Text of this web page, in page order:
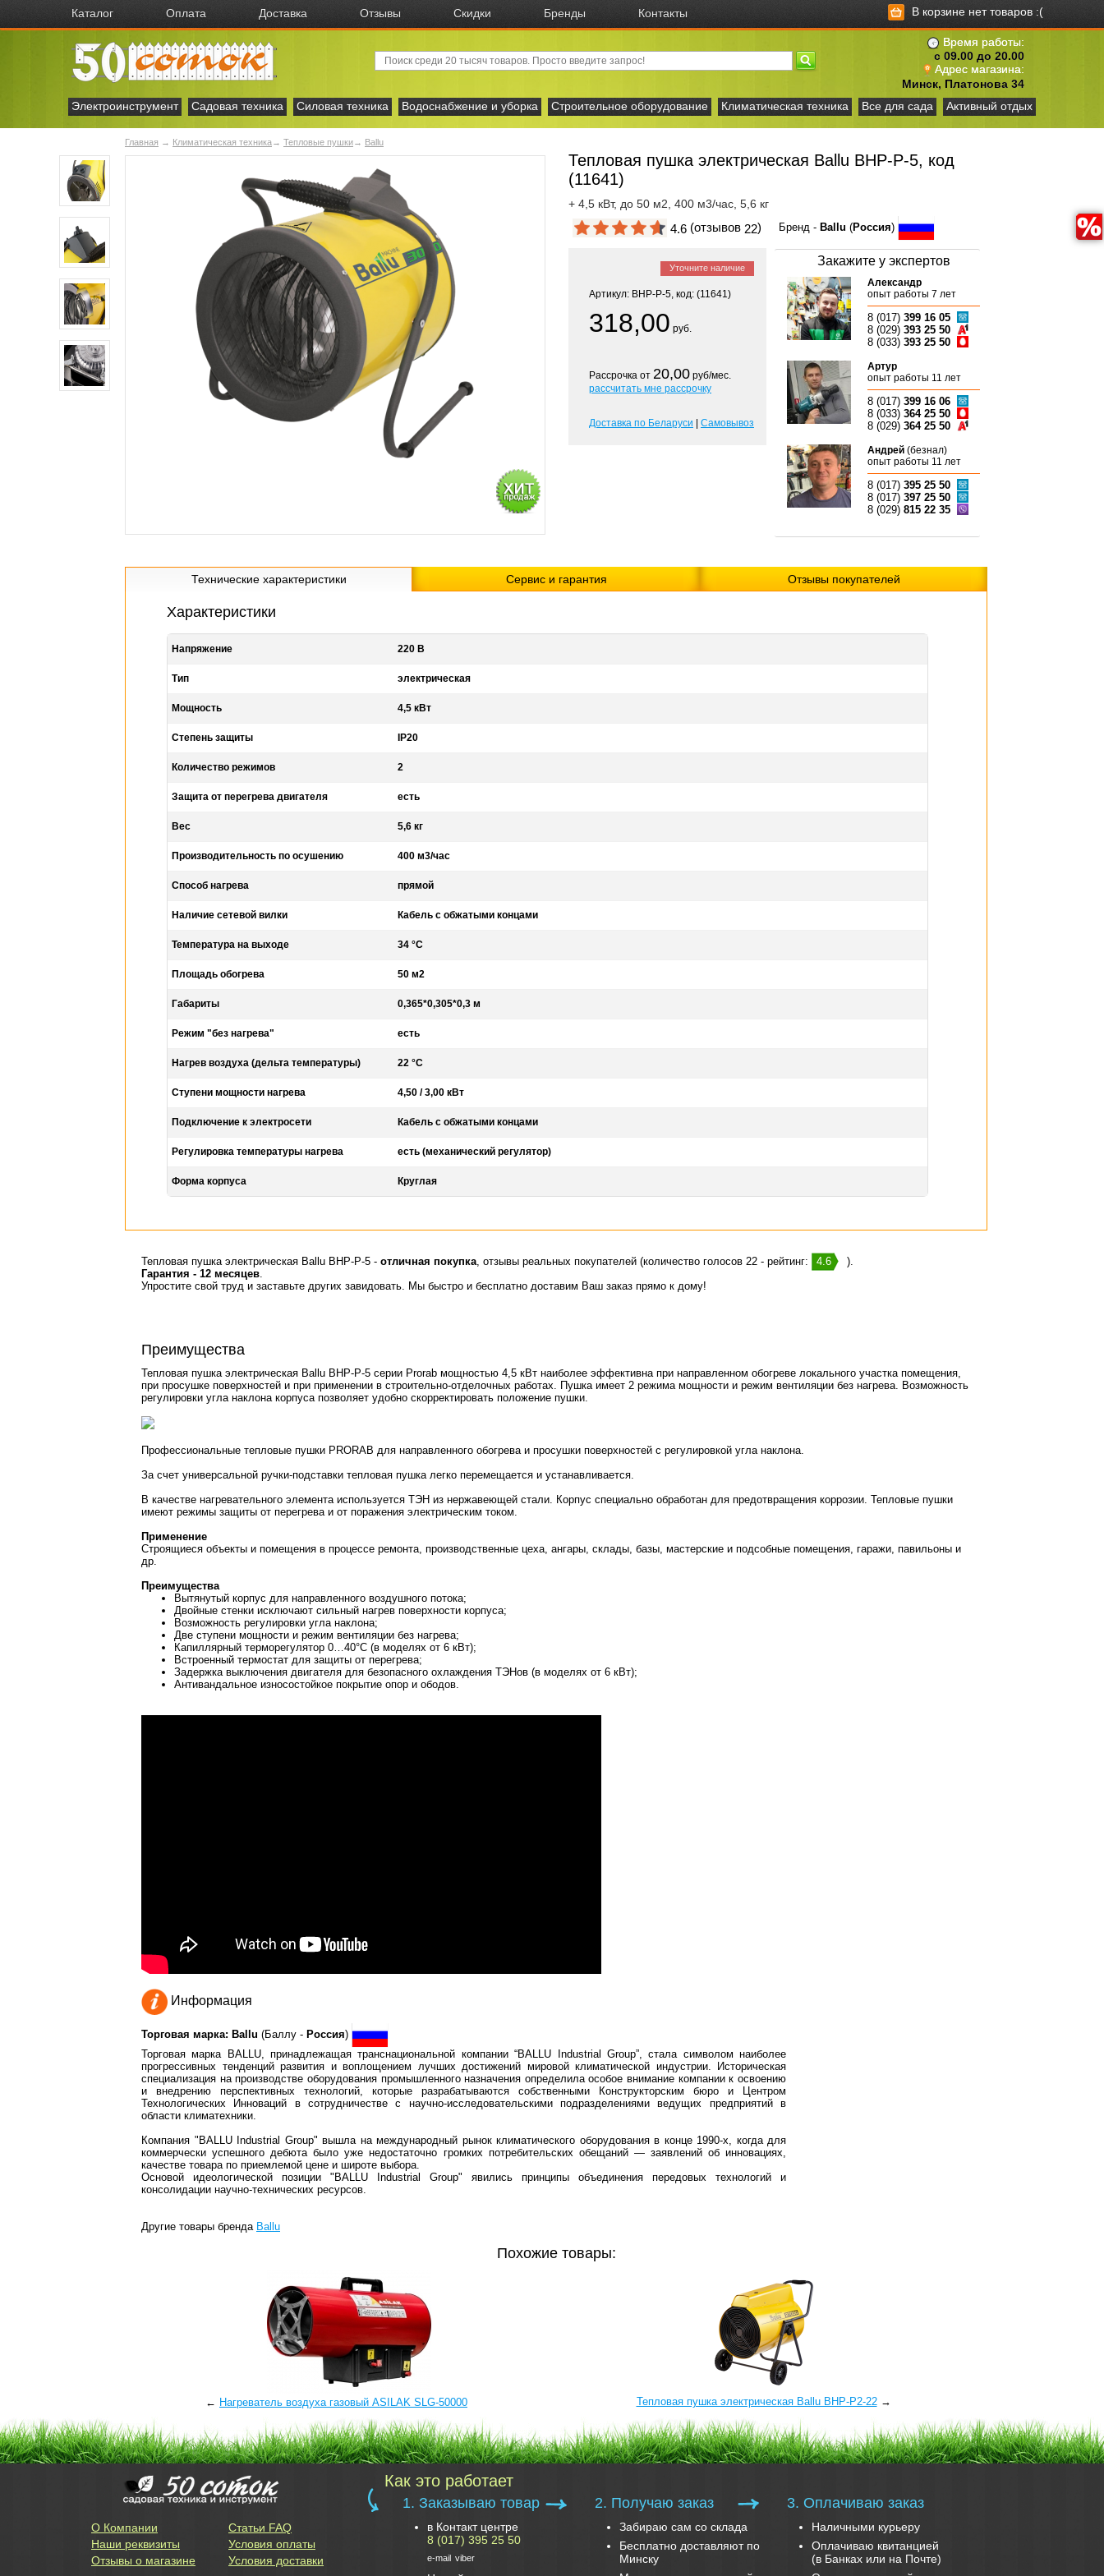
Каталог Оплата Доставка Отзывы Скидки Бренды Контакты В корзине нет товаров :(
Время работы:
с 09.00 до 20.00
Адрес магазина:
Минск, Платонова 34
Электроинструмент
Садовая техника Силовая техника Водоснабжение и уборка Строительное оборудование Климатическая техника Все для сада Активный отдых
Главная → Климатическая техника→ Тепловые пушки→ Ballu
Тепловая пушка электрическая Ballu BHP-P-5, код
(11641)
+ 4,5 кВт, до 50 м2, 400 м3/час, 5,6 кг
4.6 (отзывов 22)
Уточните наличие
Артикул: BHP-P-5, код: (11641)
318,00 руб.
Рассрочка от 20,00 руб/мес.
рассчитать мне рассрочку
Доставка по Беларуси Самовывоз
Бренд - Ballu (Россия)
Закажите у экспертов
Александр
опыт работы 7 лет
8 (017) 399 16 05
8 (029) 393 25 50
8 (033) 393 25 50
Артур
опыт работы 11 лет
8 (017) 399 16 06
8 (033) 364 25 50
8 (029) 364 25 50
Андрей (безнал)
опыт работы 11 лет
8 (017) 395 25 50
8 (017) 397 25 50
8 (029) 815 22 35
Технические характеристики Сервис и гарантия Отзывы покупателей
Характеристики
Напряжение 220 В
Тип электрическая
Мощность 4,5 кВт
Степень защиты IP20
Количество режимов 2
Защита от перегрева двигателя есть
Вес 5,6 кг
Производительность по осушению 400 м3/час
Способ нагрева прямой
Наличие сетевой вилки Кабель с обжатыми концами
Температура на выходе 34 °С
Площадь обогрева 50 м2
Габариты 0,365*0,305*0,3 м
Режим "без нагрева" есть
Нагрев воздуха (дельта температуры) 22 °С
Ступени мощности нагрева 4,50 / 3,00 кВт
Подключение к электросети Кабель с обжатыми концами
Регулировка температуры нагрева есть (механический регулятор)
Форма корпуса Круглая
Тепловая пушка электрическая Ballu BHP-P-5 - отличная покупка, отзывы реальных покупателей (количество голосов 22 - рейтинг: 4.6
).
Гарантия - 12 месяцев.
Упростите свой труд и заставьте других завидовать. Мы быстро и бесплатно доставим Ваш заказ прямо к дому!
Преимущества
Тепловая пушка электрическая Ballu BHP-P-5 серии Prorab мощностью 4,5 кВт наиболее эффективна при направленном обогреве локального участка помещения,
при просушке поверхностей и при применении в строительно-отделочных работах. Пушка имеет 2 режима мощности и режим вентиляции без нагрева. Возможность
регулировки угла наклона корпуса позволяет удобно скорректировать положение пушки.
Профессиональные тепловые пушки PRORAB для направленного обогрева и просушки поверхностей с регулировкой угла наклона.
За счет универсальной ручки-подставки тепловая пушка легко перемещается и устанавливается.
В качестве нагревательного элемента используется ТЭН из нержавеющей стали. Корпус специально обработан для предотвращения коррозии. Тепловые пушки
имеют режимы защиты от перегрева и от поражения электрическим током.
Применение
Строящиеся объекты и помещения в процессе ремонта, производственные цеха, ангары, склады, базы, мастерские и подсобные помещения, гаражи, павильоны и
др.
Преимущества
Вытянутый корпус для направленного воздушного потока;
Двойные стенки исключают сильный нагрев поверхности корпуса;
Возможность регулировки угла наклона;
Две ступени мощности и режим вентиляции без нагрева;
Капиллярный терморегулятор 0…40°C (в моделях от 6 кВт);
Встроенный термостат для защиты от перегрева;
Задержка выключения двигателя для безопасного охлаждения ТЭНов (в моделях от 6 кВт);
Антивандальное износостойкое покрытие опор и ободов.
Информация
Торговая марка: Ballu (Баллу - Россия)
Торговая марка BALLU, принадлежащая транснациональной компании “BALLU Industrial Group”, стала символом наиболее
прогрессивных тенденций развития и воплощением лучших достижений мировой климатической индустрии. Историческая
специализация на производстве оборудования промышленного назначения определила особое внимание компании к освоению
и внедрению перспективных технологий, которые разрабатываются собственными Конструкторским бюро и Центром
Технологических Инноваций в сотрудничестве с научно-исследовательскими подразделениями ведущих предприятий в
области климатехники.
Компания "BALLU Industrial Group" вышла на международный рынок климатического оборудования в конце 1990-х, когда для
коммерчески успешного дебюта было уже недостаточно громких потребительских обещаний — заявлений об инновациях,
качестве товара по приемлемой цене и широте выбора.
Основой идеологической позиции "BALLU Industrial Group" явились принципы объединения передовых технологий и
консолидации научно-технических ресурсов.
Другие товары бренда Ballu
Похожие товары:
← Нагреватель воздуха газовый ASILAK SLG-50000 Тепловая пушка электрическая Ballu BHP-P2-22→
О Компании
Наши реквизиты
Отзывы о магазине
Статьи FAQ
Условия оплаты
Условия доставки
Как это работает
1. Заказываю товар
в Контакт центре
8 (017) 395 25 50
e-mail viber
2. Получаю заказ
Забираю сам со склада
Бесплатно доставляют по
Минску
3. Оплачиваю заказ
Наличными курьеру
Оплачиваю квитанцией
(в Банках или на Почте)